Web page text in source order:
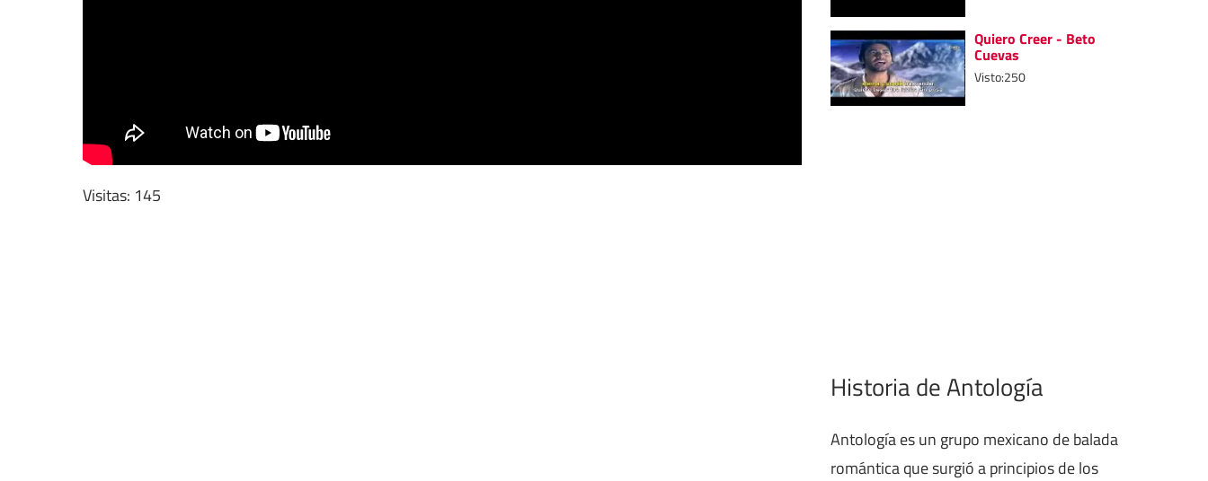
Visitas: 145
Quiero Creer - Beto
Cuevas
Visto:250
Historia de Antología
Antología es un grupo mexicano de balada
romántica que surgió a principios de los